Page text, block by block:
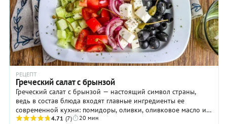
РЕЦЕПТ
Греческий салат с брынзой
Греческий салат с брынзой — настоящий символ страны,
ведь в состав блюда входят главные ингредиенты ее
современной кухни: помидоры, оливки, оливковое масло и
брынза. Без них не обходится ни одна ...
4.71 (7) 20 мин